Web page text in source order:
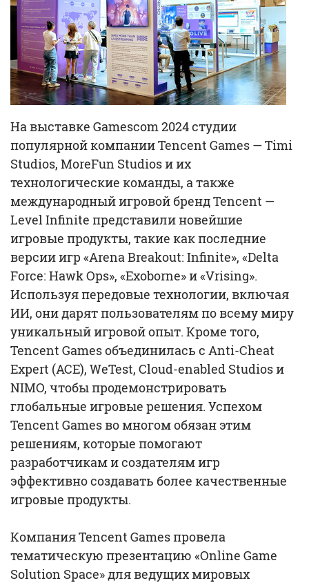
На выставке Gamescom 2024 студии
популярной компании Tencent Games — Timi
Studios, MoreFun Studios и их
технологические команды, а также
международный игровой бренд Tencent —
Level Infinite представили новейшие
игровые продукты, такие как последние
версии игр «Arena Breakout: Infinite», «Delta
Force: Hawk Ops», «Exoborne» и «Vrising».
Используя передовые технологии, включая
ИИ, они дарят пользователям по всему миру
уникальный игровой опыт. Кроме того,
Tencent Games объединилась с Anti-Cheat
Expert (ACE), WeTest, Cloud-enabled Studios и
NIMO, чтобы продемонстрировать
глобальные игровые решения. Успехом
Tencent Games во многом обязан этим
решениям, которые помогают
разработчикам и создателям игр
эффективно создавать более качественные
игровые продукты.
Компания Tencent Games провела
тематическую презентацию «Online Game
Solution Space» для ведущих мировых